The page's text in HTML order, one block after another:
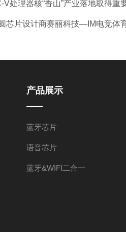
V处理器核“香山”产业落地取得
芯片设计商赛丽科技—IM电竞体
产品展示
蓝牙芯片
语音芯片
蓝牙&WIFI二合一